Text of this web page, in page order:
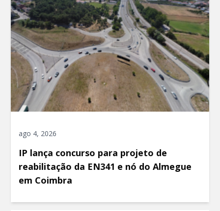
ago 4, 2026
IP lança concurso para projeto de
reabilitação da EN341 e nó do Almegue
em Coimbra